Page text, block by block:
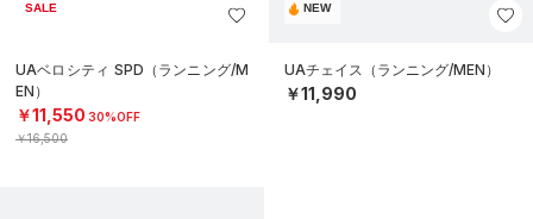
SALE
UAベロシティ SPD（ランニング/M
EN）
￥11,550 30%OFF
￥16,500
NEW
UAチェイス（ランニング/MEN）
￥11,990